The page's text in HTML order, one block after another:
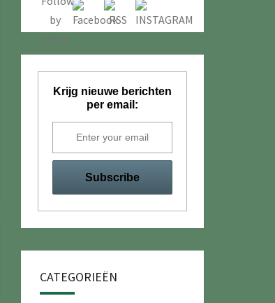
Krijg nieuwe berichten
per email:
CATEGORIEËN